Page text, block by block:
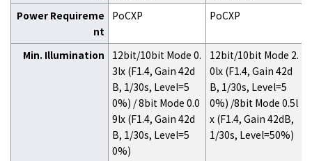
Power Requireme
nt
PoCXP PoCXP
Min. Illumination
12bit/10bit Mode 0.
3lx (F1.4, Gain 42d
B, 1/30s, Level=5
0%) / 8bit Mode 0.0
9lx (F1.4, Gain 42d
B, 1/30s, Level=5
0%)
12bit/10bit Mode 2.
0lx (F1.4, Gain 42d
B, 1/30s, Level=5
0%) /8bit Mode 0.5l
x (F1.4, Gain 42dB,
1/30s, Level=50%)